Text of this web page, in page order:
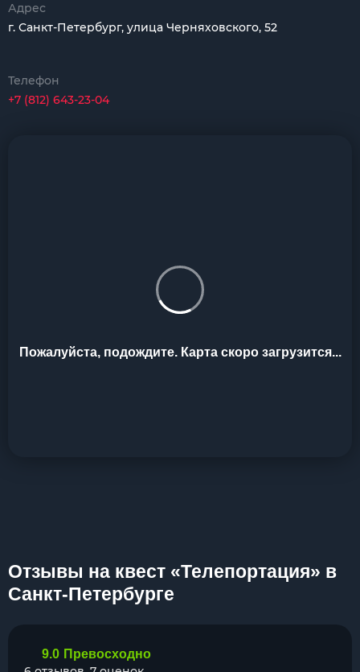
Адрес
г. Санкт-Петербург, улица Черняховского, 52
Телефон
+7 (812) 643-23-04
Пожалуйста, подождите. Карта скоро загрузится...
Отзывы на квест «Телепортация» в
Санкт-Петербурге
9.0 Превосходно